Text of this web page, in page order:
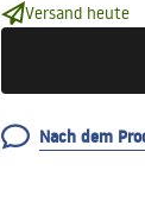
Versand heute
Nach dem